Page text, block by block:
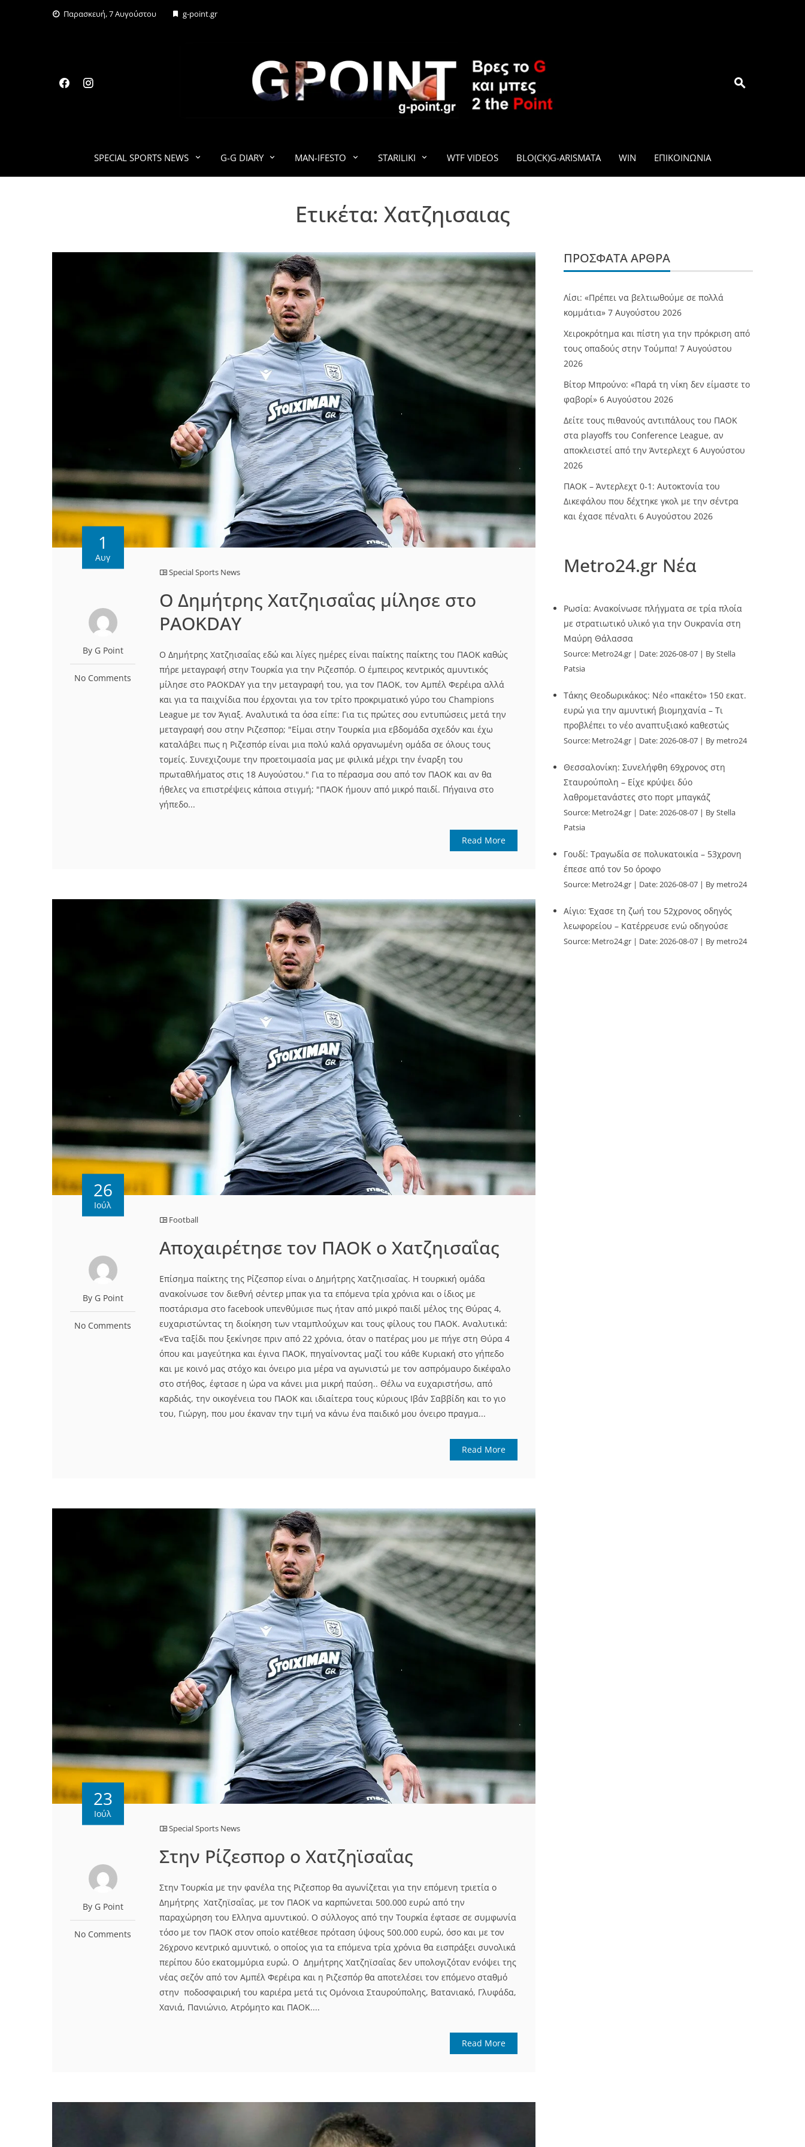
Παρασκευή, 7 Αυγούστου g-point.gr
G-POINT.GR
SPECIAL SPORTS NEWS G-G DIARY MAN-IFESTO STARILIKI WTF VIDEOS BLO(CK)G-ARISMATA WIN ΕΠΙΚΟΙΝΩΝΊΑ
Ετικέτα: Χατζηισαιας
1
Αυγ
By G Point
No Comments
Special Sports News
Ο Δημήτρης Χατζηισαΐας μίλησε στο
PAOKDAY
Ο Δημήτρης Χατζηισαΐας εδώ και λίγες ημέρες είναι παίκτης παίκτης του ΠΑΟΚ καθώς
πήρε μεταγραφή στην Τουρκία για την Ριζεσπόρ. Ο έμπειρος κεντρικός αμυντικός
μίλησε στο PAOKDAY για την μεταγραφή του, για τον ΠΑΟΚ, τον Αμπέλ Φερέιρα αλλά
και για τα παιχνίδια που έρχονται για τον τρίτο προκριματικό γύρο του Champions
League με τον Άγιαξ. Aναλυτικά τα όσα είπε: Για τις πρώτες σου εντυπώσεις μετά την
μεταγραφή σου στην Ριζεσπορ; "Είμαι στην Τουρκία μια εβδομάδα σχεδόν και έχω
καταλάβει πως η Ριζεσπόρ είναι μια πολύ καλά οργανωμένη ομάδα σε όλους τους
τομείς. Συνεχιζουμε την προετοιμασία μας με φιλικά μέχρι την έναρξη του
πρωταθλήματος στις 18 Αυγούστου." Για το πέρασμα σου από τον ΠΑΟΚ και αν θα
ήθελες να επιστρέψεις κάποια στιγμή; "ΠΑΟΚ ήμουν από μικρό παιδί. Πήγαινα στο
γήπεδο...
Read More
26
Ιούλ
By G Point
No Comments
Football
Aποχαιρέτησε τον ΠΑΟΚ ο Χατζηισαΐας
Επίσημα παίκτης της Ρίζεσπορ είναι ο Δημήτρης Χατζηισαΐας. Η τουρκική ομάδα
ανακοίνωσε τον διεθνή σέντερ μπακ για τα επόμενα τρία χρόνια και ο ίδιος με
ποστάρισμα στο facebook υπενθύμισε πως ήταν από μικρό παιδί μέλος της Θύρας 4,
ευχαριστώντας τη διοίκηση των νταμπλούχων και τους φίλους του ΠΑΟΚ. Αναλυτικά:
«Ένα ταξίδι που ξεκίνησε πριν από 22 χρόνια, όταν ο πατέρας μου με πήγε στη Θύρα 4
όπου και μαγεύτηκα και έγινα ΠΑΟΚ, πηγαίνοντας μαζί του κάθε Κυριακή στο γήπεδο
και με κοινό μας στόχο και όνειρο μια μέρα να αγωνιστώ με τον ασπρόμαυρο δικέφαλο
στο στήθος, έφτασε η ώρα να κάνει μια μικρή παύση.. Θέλω να ευχαριστήσω, από
καρδιάς, την οικογένεια του ΠΑΟΚ και ιδιαίτερα τους κύριους Ιβάν Σαββίδη και το γιο
του, Γιώργη, που μου έκαναν την τιμή να κάνω ένα παιδικό μου όνειρο πραγμα...
Read More
23
Ιούλ
By G Point
No Comments
Special Sports News
Στην Ρίζεσπορ ο Χατζηϊσαΐας
Στην Τουρκία με την φανέλα της Ριζεσπορ θα αγωνίζεται για την επόμενη τριετία ο
Δημήτρης Χατζηϊσαΐας, με τον ΠΑΟΚ να καρπώνεται 500.000 ευρώ από την
παραχώρηση του Ελληνα αμυντικού. Ο σύλλογος από την Τουρκία έφτασε σε συμφωνία
τόσο με τον ΠΑΟΚ στον οποίο κατέθεσε πρόταση ύψους 500.000 ευρώ, όσο και με τον
26χρονο κεντρικό αμυντικό, ο οποίος για τα επόμενα τρία χρόνια θα εισπράξει συνολικά
περίπου δύο εκατομμύρια ευρώ. Ο Δημήτρης Χατζηϊσαΐας δεν υπολογιζόταν ενόψει της
νέας σεζόν από τον Αμπέλ Φερέιρα και η Ριζεσπόρ θα αποτελέσει τον επόμενο σταθμό
στην ποδοσφαιρική του καριέρα μετά τις Ομόνοια Σταυρούπολης, Βατανιακό, Γλυφάδα,
Χανιά, Πανιώνιο, Ατρόμητο και ΠΑΟΚ....
Read More
ΠΡΌΣΦΑΤΑ ΆΡΘΡΑ
Λίσι: «Πρέπει να βελτιωθούμε σε πολλά
κομμάτια» 7 Αυγούστου 2026
Χειροκρότημα και πίστη για την πρόκριση από
τους οπαδούς στην Τούμπα! 7 Αυγούστου
2026
Βίτορ Μπρούνο: «Παρά τη νίκη δεν είμαστε το
φαβορί» 6 Αυγούστου 2026
Δείτε τους πιθανούς αντιπάλους του ΠΑΟΚ
στα playoffs του Conference League, αν
αποκλειστεί από την Άντερλεχτ 6 Αυγούστου
2026
ΠΑΟΚ – Άντερλεχτ 0-1: Αυτοκτονία του
Δικεφάλου που δέχτηκε γκολ με την σέντρα
και έχασε πέναλτι 6 Αυγούστου 2026
Metro24.gr Νέα
Ρωσία: Ανακοίνωσε πλήγματα σε τρία πλοία
με στρατιωτικό υλικό για την Ουκρανία στη
Μαύρη Θάλασσα
Source: Metro24.gr Date: 2026-08-07
By Stella
Patsia
Τάκης Θεοδωρικάκος: Νέο «πακέτο» 150 εκατ.
ευρώ για την αμυντική βιομηχανία – Τι
προβλέπει το νέο αναπτυξιακό καθεστώς
Source: Metro24.gr Date: 2026-08-07 By metro24
Θεσσαλονίκη: Συνελήφθη 69χρονος στη
Σταυρούπολη – Είχε κρύψει δύο
λαθρομετανάστες στο πορτ μπαγκάζ
Source: Metro24.gr Date: 2026-08-07
By Stella
Patsia
Γουδί: Τραγωδία σε πολυκατοικία – 53χρονη
έπεσε από τον 5ο όροφο
Source: Metro24.gr Date: 2026-08-07 By metro24
Αίγιο: Έχασε τη ζωή του 52χρονος οδηγός
λεωφορείου – Κατέρρευσε ενώ οδηγούσε
Source: Metro24.gr Date: 2026-08-07 By metro24